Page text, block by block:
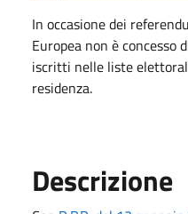
In occasione dei
Europea non è concesso
iscritti nelle liste
residenza.
Descrizione